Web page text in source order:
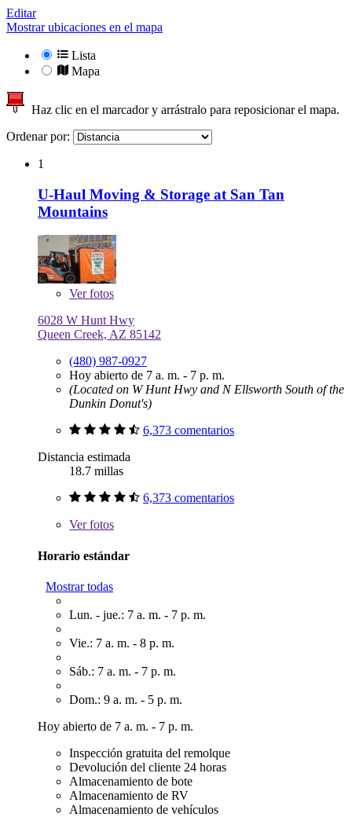
Editar
Mostrar ubicaciones en el mapa
Lista
Mapa
Haz clic en el marcador y arrástralo para reposicionar el mapa.
Ordenar por:
1
U-Haul Moving & Storage at San Tan
Mountains
Verfotos
6028 W Hunt Hwy
Queen Creek, AZ 85142
(480) 987-0927
Hoy abierto de 7 a. m. - 7 p. m.
(Located on W Hunt Hwy and N Ellsworth South of the
Dunkin Donut's)
6,373 comentarios
Distancia estimada
18.7 millas
6,373 comentarios
Verfotos
Horario estándar
Mostrar todas
Lun. - jue.: 7 a. m. - 7 p. m.
Vie.: 7 a. m. - 8 p. m.
Sáb.: 7 a. m. - 7 p. m.
Dom.: 9 a. m. - 5 p. m.
Hoy abierto de 7 a. m. - 7 p. m.
Inspección gratuita del remolque
Devolución del cliente 24 horas
Almacenamiento de bote
Almacenamiento de RV
Almacenamiento de vehículos